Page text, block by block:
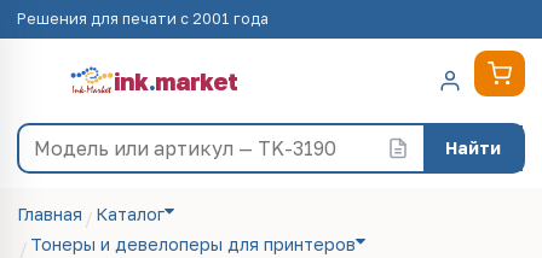
Решения для печати с 2001 года
ink.market
Найти
Главная
Каталог
Тонеры и девелоперы для принтеров